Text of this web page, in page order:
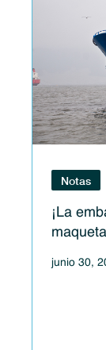
Notas
¡La
junio 30,